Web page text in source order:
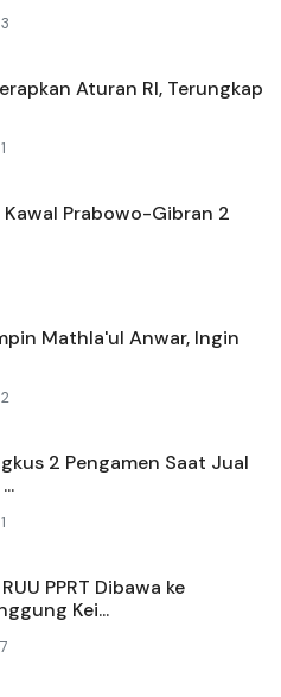
Aturan RI, Terungkap
Kawal Prabowo-Gibran 2
Mathla'ul Anwar, Ingin
2 Pengamen Saat Jual
PPRT Dibawa ke
Kei...